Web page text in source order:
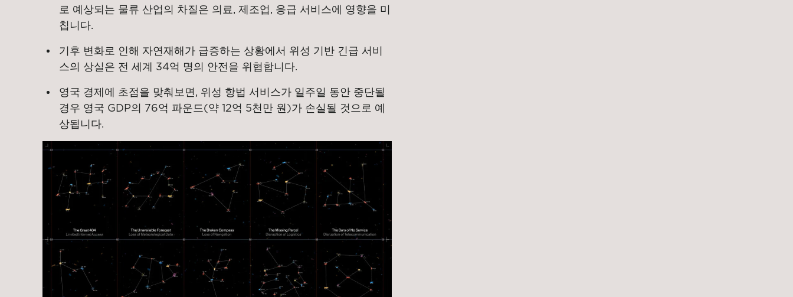
로 예상되는 물류 산업의 차질은 의료, 제조업, 응급 서비스에 영향을 미
칩니다.
기후 변화로 인해 자연재해가 급증하는 상황에서 위성 기반 긴급 서비
스의 상실은 전 세계 34억 명의 안전을 위협합니다.
영국 경제에 초점을 맞춰보면, 위성 항법 서비스가 일주일 동안 중단될
경우 영국 GDP의 76억 파운드(약 12억 5천만 원)가 손실될 것으로 예
상됩니다.